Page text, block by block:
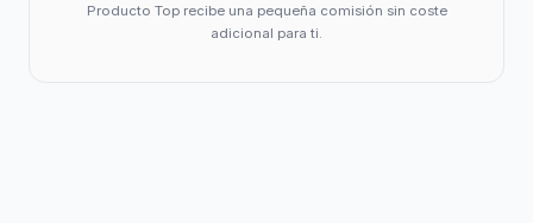
Producto Top recibe una pequeña comisión sin coste
adicional para ti.